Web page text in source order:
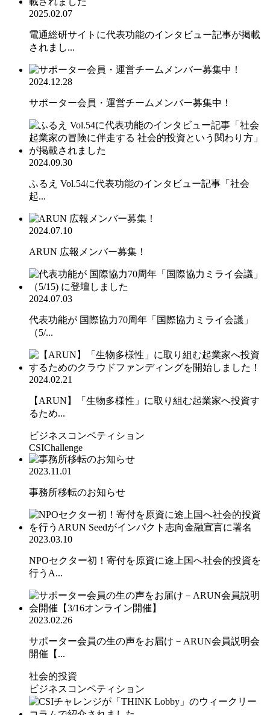
2025.02.07
電通総研サイトに代表功能のインタビュー記事が掲載
されまし...
2024.12.28
サポーター会員・運営チームメンバー募集中！
2024.09.30
ふるえ Vol.54に代表功能のインタビュー記事「社会
起...
2024.07.10
ARUN 広報メンバー募集！
2024.07.03
代表功能が 国際協力70周年「国際協力ミライ会議」
（5/...
2024.02.21
【ARUN】「生物多様性」に取り組む起業家へ投資す
るため...
ビジネスコンペティション
CSIChallenge
2023.11.01
事務所移転のお知らせ
2023.03.10
NPOセクター初！寄付を原資に途上国へ社会的投資を
行うA...
2023.02.26
サポーター会員の生の声をお届け－ARUN会員説明会
開催【...
社会的投資
ビジネスコンペティション